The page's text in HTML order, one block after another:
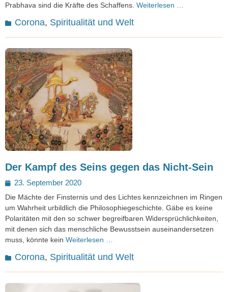
Prabhava sind die Kräfte des Schaffens. Weiterlesen …
Kategorien
Corona, Spiritualität und Welt
Der Kampf des Seins gegen das Nicht-Sein
Posted
on
23. September 2020
Die Mächte der Finsternis und des Lichtes kennzeichnen im Ringen
um Wahrheit urbildlich die Philosophiegeschichte. Gäbe es keine
Polaritäten mit den so schwer begreifbaren Widersprüchlichkeiten,
mit denen sich das menschliche Bewusstsein auseinandersetzen
muss, könnte kein Weiterlesen …
Kategorien
Corona, Spiritualität und Welt